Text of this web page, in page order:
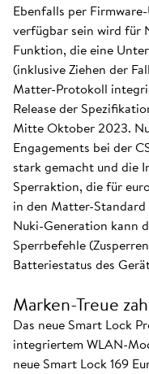
Ebenfalls per
verfügbar sein wird für
Funktion, die eine
(inklusive Ziehen der
Matter-Protokoll
Release der
Mitte Oktober 2023.
Engagements bei der
stark gemacht und die
Sperraktion, die für
in den Matter-Standard
Nuki-Generation kann
Sperrbefehle
Batteriestatus des
Marken-Treue
Das neue Smart Lock
integriertem WLAN-
neue Smart Lock 169